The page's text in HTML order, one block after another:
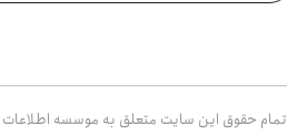
تمام حقوق این سایت متعلق به موسسه اطلاعات